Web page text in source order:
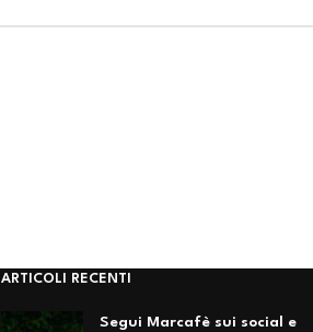
ARTICOLI RECENTI
Segui Marcafè sui social e